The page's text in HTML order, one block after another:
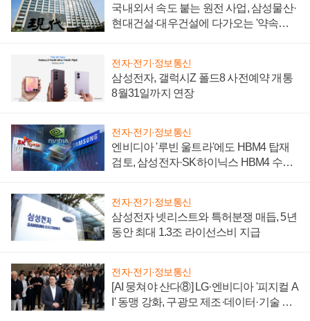
국내외서 속도 붙는 원전 사업, 삼성물산·
현대건설·대우건설에 다가오는 '약속의
전자·전기·정보통신
삼성전자, 갤럭시Z 폴드8 사전예약 개통
8월31일까지 연장
전자·전기·정보통신
엔비디아 '루빈 울트라'에도 HBM4 탑재
검토, 삼성전자·SK하이닉스 HBM4 수율
전자·전기·정보통신
삼성전자 넷리스트와 특허분쟁 매듭, 5년
동안 최대 1.3조 라이선스비 지급
전자·전기·정보통신
[AI 뭉쳐야 산다⑧] LG·엔비디아 '피지컬 A
I' 동맹 강화, 구광모 제조·데이터·기술 결